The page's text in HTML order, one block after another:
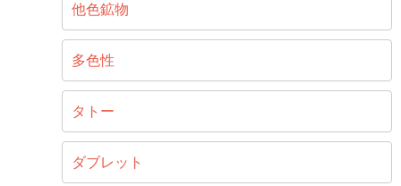
他色鉱物
多色性
タトー
ダブレット